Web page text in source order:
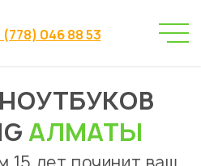
(778) 046 88 53
→ Ремонт ноутбуков
АЛМАТЫ